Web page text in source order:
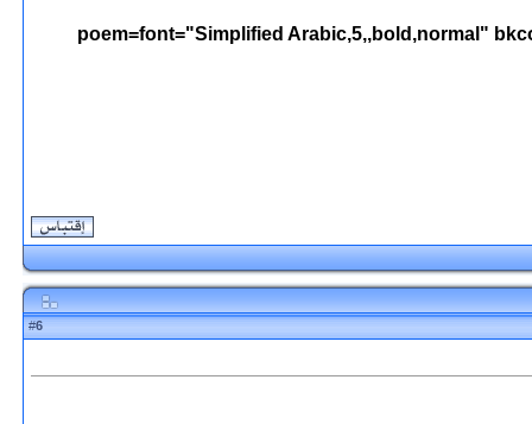
[poem=font="Simplified Arabic,5,,bold,normal"
#
6